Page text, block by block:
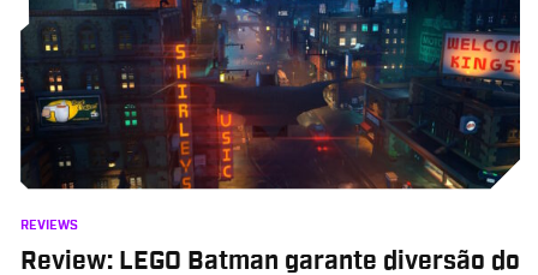
REVIEWS
Review: LEGO Batman garante diversão do